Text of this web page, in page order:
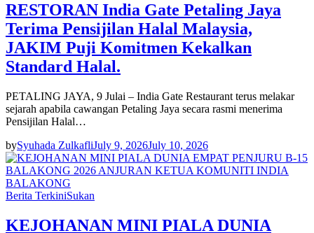
RESTORAN India Gate Petaling Jaya
Terima Pensijilan Halal Malaysia,
JAKIM Puji Komitmen Kekalkan
Standard Halal.
PETALING JAYA, 9 Julai – India Gate Restaurant terus melakar
sejarah apabila cawangan Petaling Jaya secara rasmi menerima
Pensijilan Halal…
bySyuhada ZulkafliJuly 9, 2026July 10, 2026
Berita TerkiniSukan
KEJOHANAN MINI PIALA DUNIA